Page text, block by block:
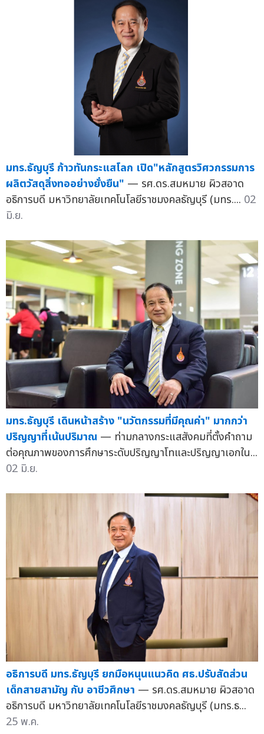
มทร.ธัญบุรี ก้าวทันกระแสโลก เปิด"หลักสูตรวิศวกรรมการ
ผลิตวัสดุสิ่งทออย่างยั่งยืน" — รศ.ดร.สมหมาย ผิวสอาด
อธิการบดี มหาวิทยาลัยเทคโนโลยีราชมงคลธัญบุรี (มทร.... 02
มิ.ย.
มทร.ธัญบุรี เดินหน้าสร้าง "นวัตกรรมที่มีคุณค่า" มากกว่า
ปริญญาที่เน้นปริมาณ — ท่ามกลางกระแสสังคมที่ตั้งคำถาม
ต่อคุณภาพของการศึกษาระดับปริญญาโทและปริญญาเอกใน...
02 มิ.ย.
อธิการบดี มทร.ธัญบุรี ยกมือหนุนแนวคิด ศธ.ปรับสัดส่วน
เด็กสายสามัญ กับ อาชีวศึกษา — รศ.ดร.สมหมาย ผิวสอาด
อธิการบดี มหาวิทยาลัยเทคโนโลยีราชมงคลธัญบุรี (มทร.ธ...
25 พ.ค.